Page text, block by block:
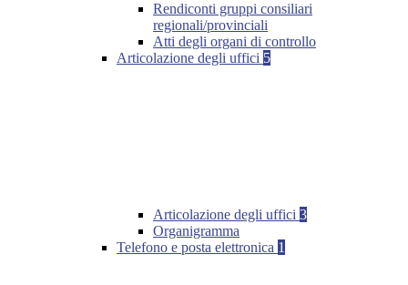
Rendiconti gruppi consiliari
regionali/provinciali
Atti degli organi di controllo
Articolazione degli uffici 5
Articolazione degli uffici 3
Organigramma
Telefono e posta elettronica 1